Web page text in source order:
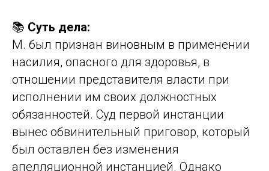
📚 Суть дела:
М. был признан виновным в применении
насилия, опасного для здоровья, в
отношении представителя власти при
исполнении им своих должностных
обязанностей. Суд первой инстанции
вынес обвинительный приговор, который
был оставлен без изменения
апелляционной инстанцией. Однако